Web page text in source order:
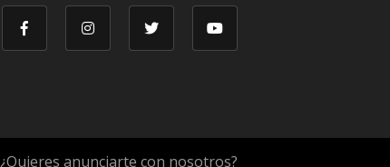
¿Quieres anunciarte con nosotros?